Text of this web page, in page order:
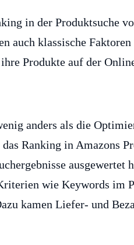
in der Produktsuche
auch klassische
Produkte auf der
anders als die
Ranking in Amazons
wie Keywords im
kamen Liefer- und